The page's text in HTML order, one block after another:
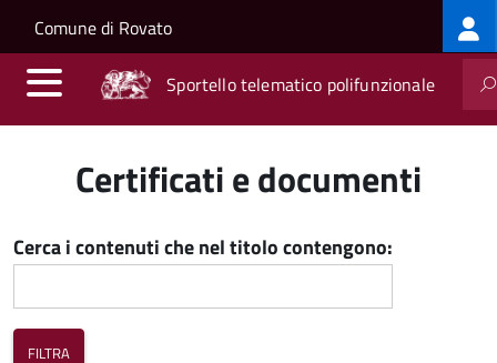
Salta al contenuto principale
Skip to site navigation
Comune di Rovato
Sportello telematico polifunzionale
Certificati e documenti
Cerca i contenuti che nel titolo contengono: